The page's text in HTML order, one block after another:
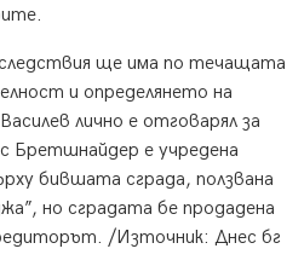
ще има по течащата
и определянето на
лично е отговарял за
Бретшнайдер е учредена
бившата сграда, ползвана
но сградата бе продадена
/Източник: Днес бг